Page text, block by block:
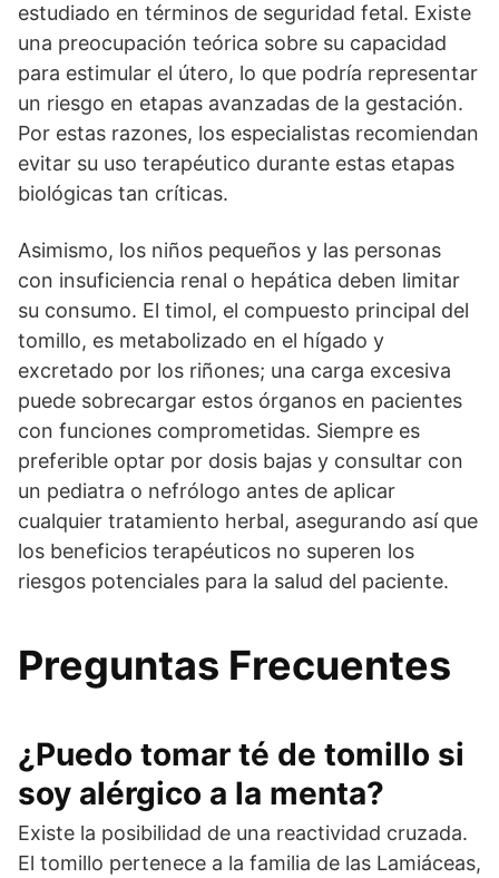
estudiado en términos de seguridad fetal. Existe
una preocupación teórica sobre su capacidad
para estimular el útero, lo que podría representar
un riesgo en etapas avanzadas de la gestación.
Por estas razones, los especialistas recomiendan
evitar su uso terapéutico durante estas etapas
biológicas tan críticas.
Asimismo, los niños pequeños y las personas
con insuficiencia renal o hepática deben limitar
su consumo. El timol, el compuesto principal del
tomillo, es metabolizado en el hígado y
excretado por los riñones; una carga excesiva
puede sobrecargar estos órganos en pacientes
con funciones comprometidas. Siempre es
preferible optar por dosis bajas y consultar con
un pediatra o nefrólogo antes de aplicar
cualquier tratamiento herbal, asegurando así que
los beneficios terapéuticos no superen los
riesgos potenciales para la salud del paciente.
Preguntas Frecuentes
¿Puedo tomar té de tomillo si
soy alérgico a la menta?
Existe la posibilidad de una reactividad cruzada.
El tomillo pertenece a la familia de las Lamiáceas,